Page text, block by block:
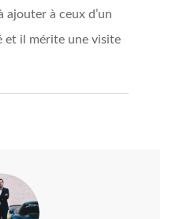
ajouter à ceux d’un
et il mérite une visite